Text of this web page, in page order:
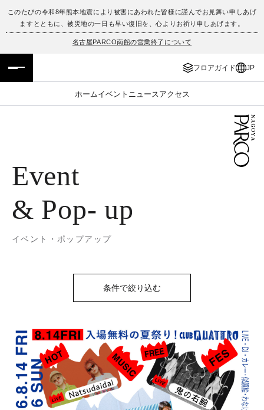
このたびの令和8年熊本地震により被害にあわれた皆様に謹んでお見舞い申しあげ
ますとともに、被災地の一日も早い復旧を、心よりお祈り申しあげます。
名古屋PARCO南館の営業終了について
フロアガイド JP
ホームイベント ニュース アクセス
フロアガイド
イベント・ポップアップ
TAX FREE
PARCOメンバーズ
ENGLISH
日本語
Event
& Pop- up
イベント・ポップアップ
条件で絞り込む